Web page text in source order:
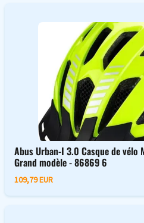
Abus Urban-I 3.0 Casque de vélo
Grand modèle - 86869 6
109,79 EUR